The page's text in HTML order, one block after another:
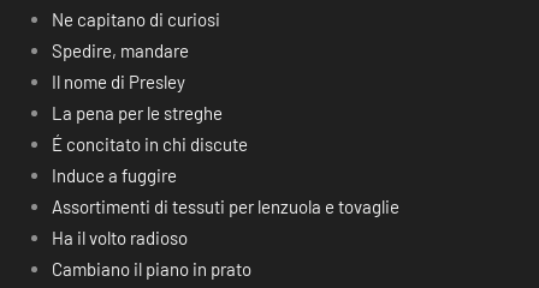
Ne capitano di curiosi
Spedire, mandare
Il nome di Presley
La pena per le streghe
É concitato in chi discute
Induce a fuggire
Assortimenti di tessuti per lenzuola e tovaglie
Ha il volto radioso
Cambiano il piano in prato